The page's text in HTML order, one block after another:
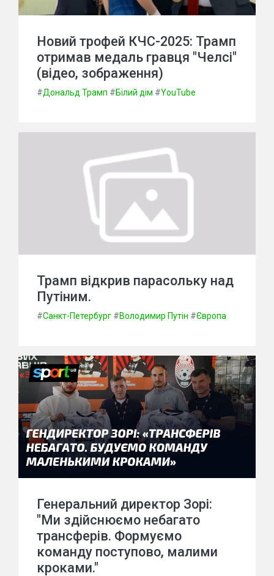
Новий трофей КЧС-2025: Трамп
отримав медаль гравця "Челсі"
(відео, зображення)
#Дональд Трамп #Білий дім #YouTube
Трамп відкрив парасольку над
Путіним.
#Санкт-Петербург #Володимир Путін #Європа
Генеральний директор Зорі:
"Ми здійснюємо небагато
трансферів. Формуємо
команду поступово, малими
кроками."